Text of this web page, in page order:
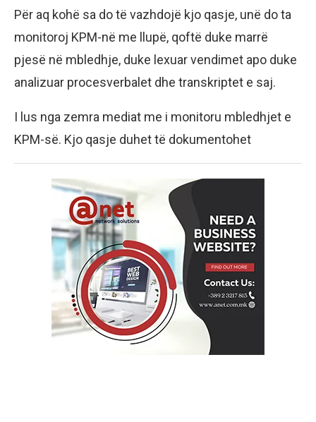
Për aq kohë sa do të vazhdojë kjo qasje, unë do ta
monitoroj KPM-në me llupë, qoftë duke marrë
pjesë në mbledhje, duke lexuar vendimet apo duke
analizuar procesverbalet dhe transkriptet e saj.
I lus nga zemra mediat me i monitoru mbledhjet e
KPM-së. Kjo qasje duhet të dokumentohet